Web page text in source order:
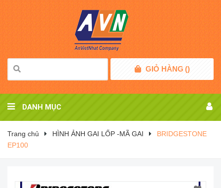
GIỎ HÀNG ()
DANH MỤC
Trang chủ HÌNH ẢNH GAI LỐP -MÃ GAI
BRIDGESTONE
EP100